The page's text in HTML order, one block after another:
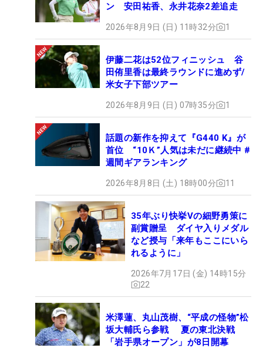
ン 安田祐香、永井花奈2差追走
2026年8月9日 (日) 11時32分 1
伊藤二花は52位フィニッシュ 谷
田侑里香は最終ラウンドに進めず/
米女子下部ツアー
2026年8月9日 (日) 07時35分 1
話題の新作を抑えて『G440 K』が
首位 “10Ｋ”人気は未だに継続中 #
週間ギアランキング
2026年8月8日 (土) 18時00分 11
35年ぶり快挙Vの細野勇策に
副賞贈呈 ダイヤ入りメダル
など授与「来年もここにいら
れるように」
2026年7月17日 (金) 14時15分
22
米澤蓮、丸山茂樹、“平成の怪物”松
坂大輔氏ら参戦 夏の東北決戦
「岩手県オープン」が8日開幕